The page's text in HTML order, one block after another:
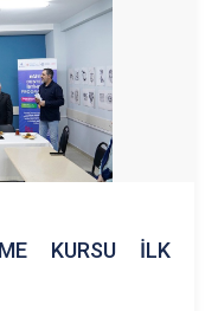
KURSU İLK